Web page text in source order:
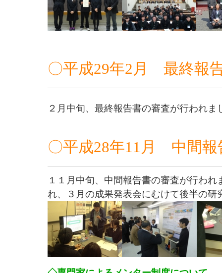
〇平成29年2月 最終報
２月中旬、最終報告書の審査が行われま
〇平成28年11月 中間
１１月中旬、中間報告書の審査が行わ
れ、３月の成果発表会にむけて後半の研